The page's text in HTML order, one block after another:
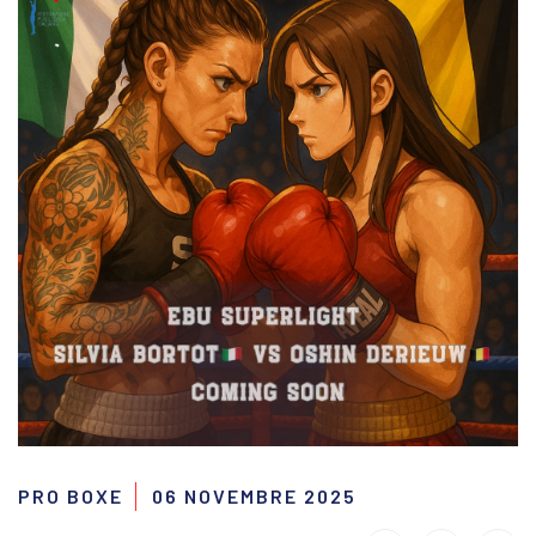
PRO BOXE 06 NOVEMBRE 2025